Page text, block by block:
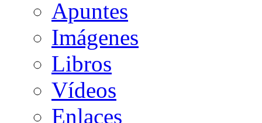
Apuntes
Imágenes
Libros
Vídeos
Enlaces